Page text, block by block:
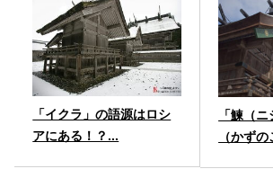
「イクラ」の語源はロシ
アにある！？...
「鰊（
（かず